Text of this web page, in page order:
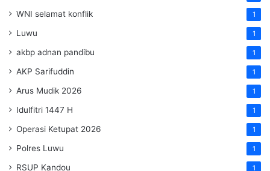
WNI selamat konflik 1
Luwu 1
akbp adnan pandibu 1
AKP Sarifuddin 1
Arus Mudik 2026 1
Idulfitri 1447 H 1
Operasi Ketupat 2026 1
Polres Luwu 1
RSUP Kandou 1